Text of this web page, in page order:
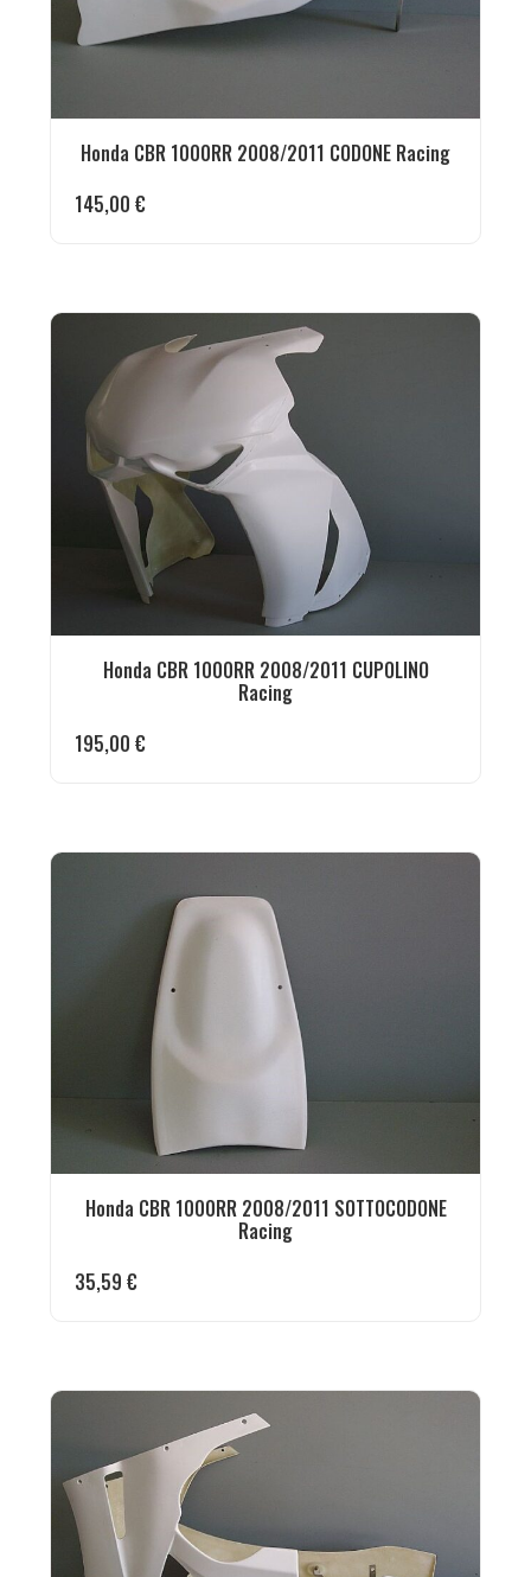
Honda CBR 1000RR 2008/2011 CODONE Racing
145,00 €
Honda CBR 1000RR 2008/2011 CUPOLINO
Racing
195,00 €
Honda CBR 1000RR 2008/2011 SOTTOCODONE
Racing
35,59 €